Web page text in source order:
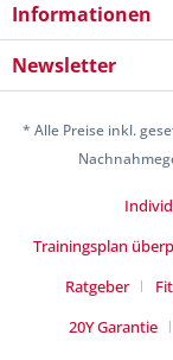
Informationen
Newsletter
* Alle Preise inkl.
Trainingsplan
Ratgeber
20Y Garantie